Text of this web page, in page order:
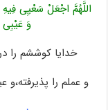
اللَّهُمَّ اجْعَلْ سَعْیِی فِیهِ
وَ
خدایا کوششم را
و عملم را پذیرفته،و